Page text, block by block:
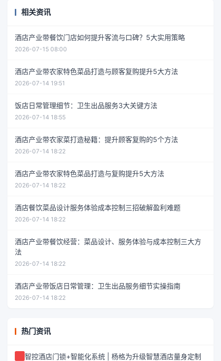
相关资讯
酒店产业带餐饮门店如何提升客流与口碑？5大实用策略
2026-07-15 08:00
酒店产业带农家特色菜品打造与顾客复购提升5大方法
2026-07-14 19:51
饭店日常管理细节：卫生出品服务3大关键方法
2026-07-14 18:55
酒店产业带农家菜打造秘籍：提升顾客复购的5个方法
2026-07-14 18:22
酒店产业带农家特色菜品打造与复购提升5大方法
2026-07-14 18:22
酒店餐饮菜品设计服务体验成本控制三招破解盈利难题
2026-07-14 18:22
酒店产业带餐饮经营：菜品设计、服务体验与成本控制三大方
法
2026-07-14 18:22
酒店产业带饭店日常管理：卫生出品服务细节实操指南
2026-07-14 18:22
热门资讯
智控酒店门锁+智能化系统 | 杨格为升级智慧酒店量身定制